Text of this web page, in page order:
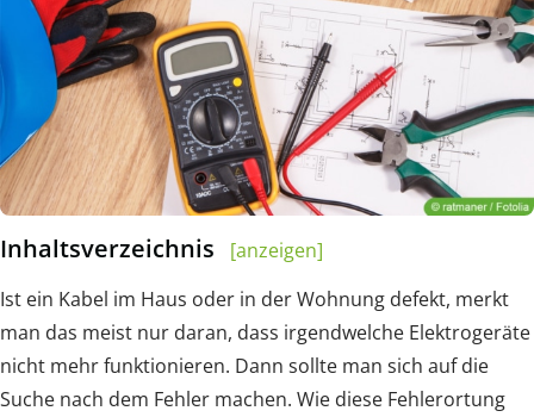
Inhaltsverzeichnis
[anzeigen]
Ist ein Kabel im Haus oder in der Wohnung defekt, merkt
man das meist nur daran, dass irgendwelche Elektrogeräte
nicht mehr funktionieren. Dann sollte man sich auf die
Suche nach dem Fehler machen. Wie diese Fehlerortung